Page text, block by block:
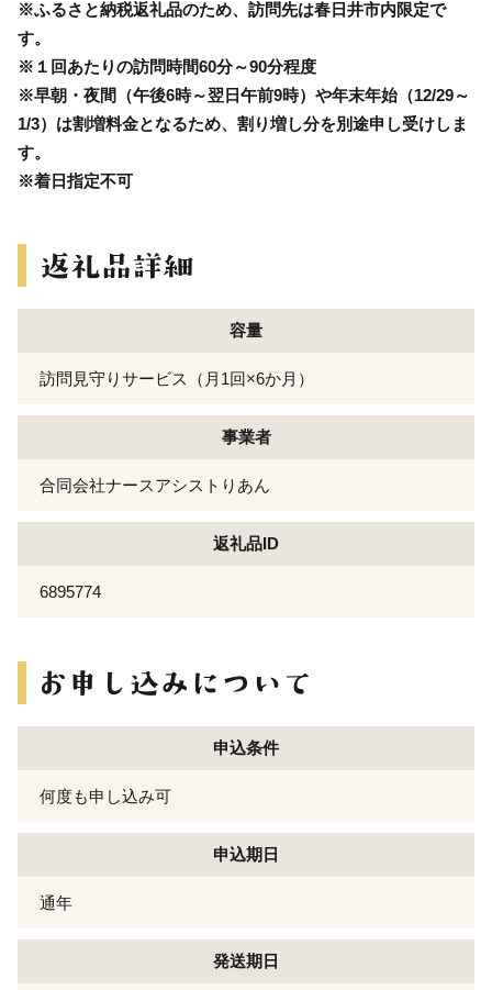
※ふるさと納税返礼品のため、訪問先は春日井市内限定で
す。
※１回あたりの訪問時間60分～90分程度
※早朝・夜間（午後6時～翌日午前9時）や年末年始（12/29～
1/3）は割増料金となるため、割り増し分を別途申し受けしま
す。
※着日指定不可
容量
訪問見守りサービス（月1回×6か月）
事業者
合同会社ナースアシストりあん
返礼品ID
6895774
申込条件
何度も申し込み可
申込期日
通年
発送期日